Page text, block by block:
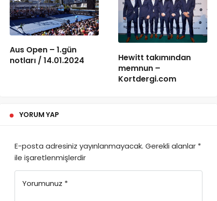
Aus Open – 1.gün
notları / 14.01.2024
Hewitt takımından
memnun –
Kortdergi.com
YORUM YAP
E-posta adresiniz yayınlanmayacak. Gerekli alanlar *
ile işaretlenmişlerdir
Yorumunuz *